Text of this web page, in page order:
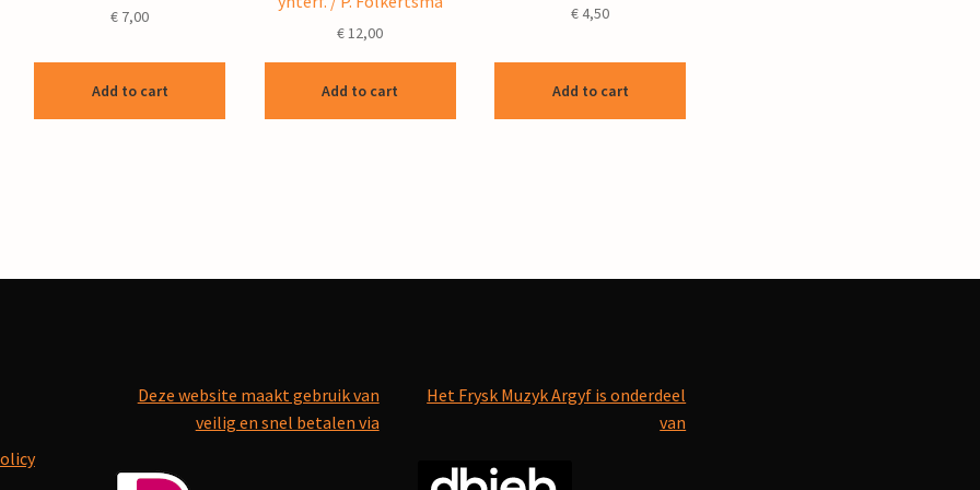
€ 7,00
Add to cart
€12,00
Add to cart
€4,50
Add to cart
Deze website maakt gebruik van
veilig en snel betalen via
Het Frysk Muzyk Argyf is onderdeel
van